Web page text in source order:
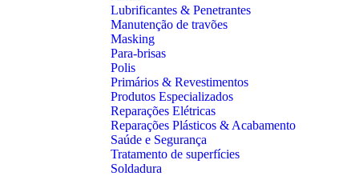
Lubrificantes & Penetrantes
Manutenção de travões
Masking
Para-brisas
Polis
Primários & Revestimentos
Produtos Especializados
Reparações Elétricas
Reparações Plásticos & Acabamento
Saúde e Segurança
Tratamento de superfícies
Soldadura